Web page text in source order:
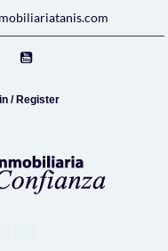
/ Register